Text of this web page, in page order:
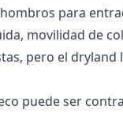
para
movilidad de
pero el
puede ser